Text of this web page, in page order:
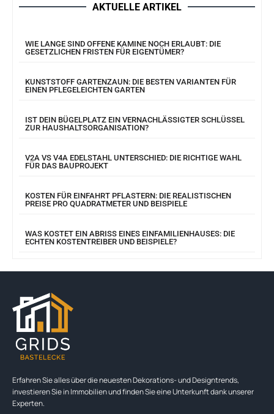
AKTUELLE ARTIKEL
WIE LANGE SIND OFFENE KAMINE NOCH ERLAUBT: DIE
GESETZLICHEN FRISTEN FÜR EIGENTÜMER?
KUNSTSTOFF GARTENZAUN: DIE BESTEN VARIANTEN FÜR
EINEN PFLEGELEICHTEN GARTEN
IST DEIN BÜGELPLATZ EIN VERNACHLÄSSIGTER SCHLÜSSEL
ZUR HAUSHALTSORGANISATION?
V2A VS V4A EDELSTAHL UNTERSCHIED: DIE RICHTIGE WAHL
FÜR DAS BAUPROJEKT
KOSTEN FÜR EINFAHRT PFLASTERN: DIE REALISTISCHEN
PREISE PRO QUADRATMETER UND BEISPIELE
WAS KOSTET EIN ABRISS EINES EINFAMILIENHAUSES: DIE
ECHTEN KOSTENTREIBER UND BEISPIELE?
Erfahren Sie alles über die neuesten Dekorations- und Designtrends,
investieren Sie in Immobilien und finden Sie eine Unterkunft dank unserer
Experten.